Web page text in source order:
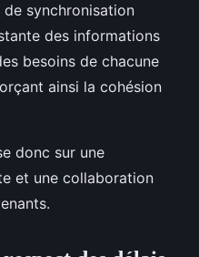
synchronisation
des informations
besoins de chacune
ainsi la cohésion
donc sur une
et une collaboration